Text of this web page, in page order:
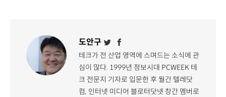
도안구
테크가 전 산업 영역에 스며드는 소식에 관
심이 많다. 1999년 정보시대 PCWEEK 테
크 전문지 기자로 입문한 후 월간 텔레닷
컴, 인터넷 미디어 블로터닷넷 창간 멤버로